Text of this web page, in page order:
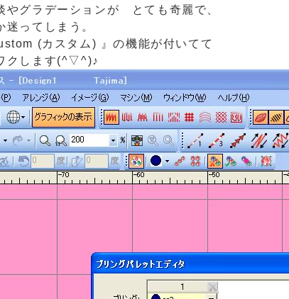
やグラデーションが とても奇麗で、
ってしまう。
(カスタム) 』の機能が付いてて
クします(^▽^)♪